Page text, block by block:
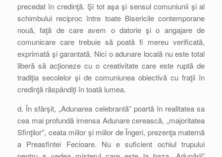
precedat în credinţă. Şi tot aşa şi sensul comuniunii şi al
schimbului reciproc între toate Bisericile contemporane
nouă, faţă de care avem o datorie şi o angajare de
comunicare care trebuie să poată fi mereu verificată,
exprimată şi garantată. Nici o adunare locală nu este total
liberă să acţioneze cu o creativitate care este ruptă de
tradiţia secolelor şi de comuniunea obiectivă cu fraţii în
credinţă răspândiţi în toată lumea.
d. În sfârşit, „Adunarea celebrantă” poartă în realitatea sa
cea mai profundă imensa Adunare cerească, „majoritatea
Sfinţilor”, ceata miilor şi miilor de Îngeri, prezenţa maternă
a Preasfintei Fecioare. Nu e suficient ochiul trupului